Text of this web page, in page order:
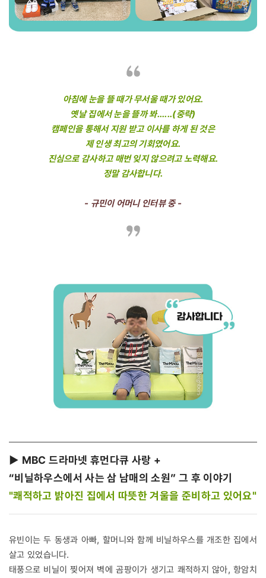
아침에 눈을 뜰 때가 무서울 때가 있어요.
옛날 집에서 눈을 뜰까 봐......(중략)
캠페인을 통해서 지원 받고 이사를 하게 된 것은
제 인생 최고의 기회였어요.
진심으로 감사하고 매번 잊지 않으려고 노력해요.
정말 감사합니다.
- 규민이 어머니 인터뷰 중 -
▶ MBC 드라마넷 휴먼다큐 사랑 +
“비닐하우스에서 사는 삼 남매의 소원” 그 후 이야기
"쾌적하고 밝아진 집에서 따뜻한 겨울을 준비하고 있어요"
유빈이는 두 동생과 아빠, 할머니와 함께 비닐하우스를 개조한 집에서
살고 있었습니다.
태풍으로 비닐이 찢어져 벽에 곰팡이가 생기고 쾌적하지 않아, 항암치